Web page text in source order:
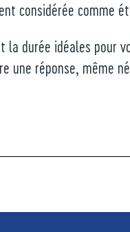
considérée comme
durée idéales pour
une réponse, même